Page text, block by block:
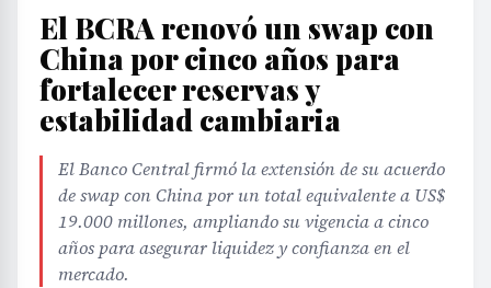
El BCRA renovó un swap con
China por cinco años para
fortalecer reservas y
estabilidad cambiaria
El Banco Central firmó la extensión de su acuerdo
de swap con China por un total equivalente a US$
19.000 millones, ampliando su vigencia a cinco
años para asegurar liquidez y confianza en el
mercado.